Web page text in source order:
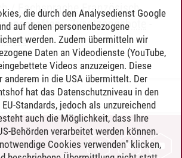
/ Fachsprache Französisch
-Zusatzangebote
die durch den Analysedienst Google
auf denen personenbezogene
werden. Zudem übermitteln wir
Daten an Videodienste (YouTube,
Videos anzuzeigen. Diese
anderem in die USA übermittelt. Der
hat das Datenschutzniveau in den
Standards, jedoch als unzureichend
auch die Möglichkeit, dass Ihre
Behörden verarbeitet werden können.
Cookies verwenden" klicken,